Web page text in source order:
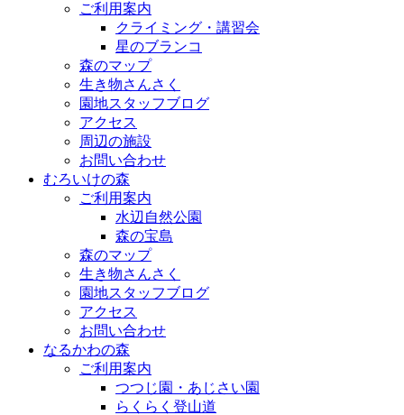
ご利用案内
クライミング・講習会
星のブランコ
森のマップ
生き物さんさく
園地スタッフブログ
アクセス
周辺の施設
お問い合わせ
むろいけの森
ご利用案内
水辺自然公園
森の宝島
森のマップ
生き物さんさく
園地スタッフブログ
アクセス
お問い合わせ
なるかわの森
ご利用案内
つつじ園・あじさい園
らくらく登山道